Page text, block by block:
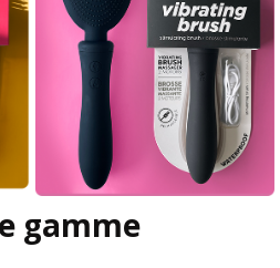
gamme